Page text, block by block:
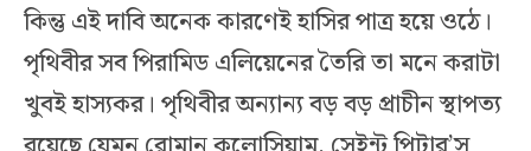
কিন্তু এই দাবি অনেক কারণেই হাসির পাত্র হয়ে ওঠে।
পৃথিবীর সব পিরামিড এলিয়েনের তৈরি তা মনে করাটা
খুবই হাস্যকর। পৃথিবীর অন্যান্য বড় বড় প্রাচীন স্থাপত্য